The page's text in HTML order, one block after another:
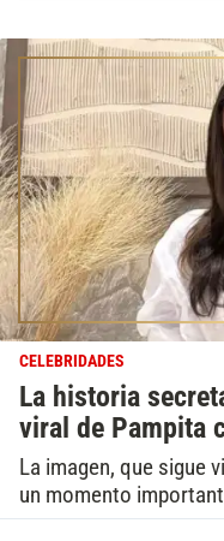
CELEBRIDADES
La historia
viral de Pampita
La imagen, que sigue
un momento